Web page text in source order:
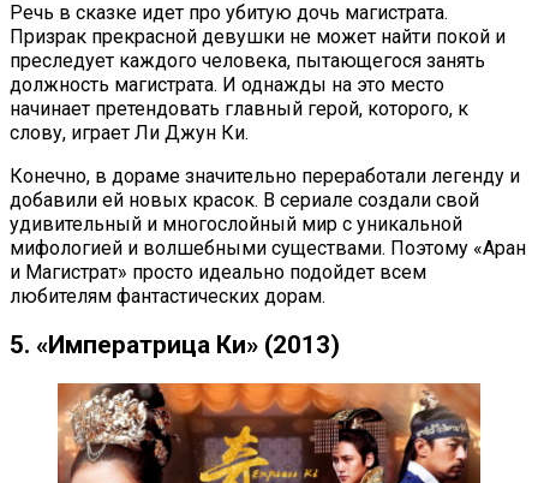
Речь в сказке идет про убитую дочь магистрата.
Призрак прекрасной девушки не может найти покой и
преследует каждого человека, пытающегося занять
должность магистрата. И однажды на это место
начинает претендовать главный герой, которого, к
слову, играет Ли Джун Ки.
Конечно, в дораме значительно переработали легенду и
добавили ей новых красок. В сериале создали свой
удивительный и многослойный мир с уникальной
мифологией и волшебными существами. Поэтому «Аран
и Магистрат» просто идеально подойдет всем
любителям фантастических дорам.
5. «Императрица Ки» (2013)